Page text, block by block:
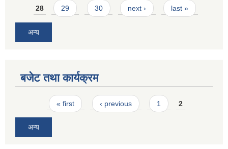
28 29 30 next › last »
अन्य
बजेट तथा कार्यक्रम
Pages« first ‹ previous 1 2
अन्य